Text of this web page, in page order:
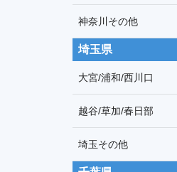
神奈川その他
埼玉県
大宮/浦和/西川口
越谷/草加/春日部
埼玉その他